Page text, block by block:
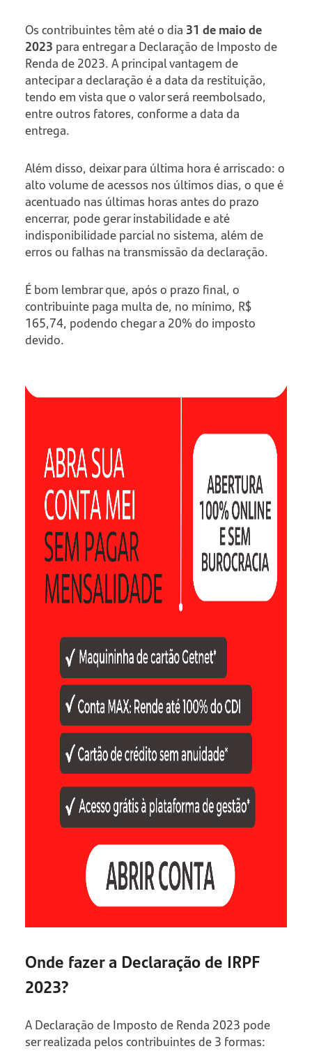
Os contribuintes têm até o dia 31 de maio de
2023 para entregar a Declaração de Imposto de
Renda de 2023. A principal vantagem de
antecipar a declaração é a data da restituição,
tendo em vista que o valor será reembolsado,
entre outros fatores, conforme a data da
entrega.
Além disso, deixar para última hora é arriscado: o
alto volume de acessos nos últimos dias, o que é
acentuado nas últimas horas antes do prazo
encerrar, pode gerar instabilidade e até
indisponibilidade parcial no sistema, além de
erros ou falhas na transmissão da declaração.
É bom lembrar que, após o prazo final, o
contribuinte paga multa de, no mínimo, R$
165,74, podendo chegar a 20% do imposto
devido.
Onde fazer a Declaração de IRPF
2023?
A Declaração de Imposto de Renda 2023 pode
ser realizada pelos contribuintes de 3 formas: